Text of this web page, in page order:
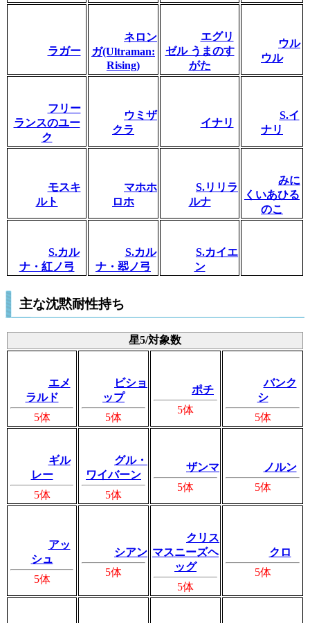
ラガー
ネロン
ガ(Ultraman:
Rising)
エグリ
ゼル うまのす
がた
ウル
ウル
フリー
ランスのユー
ク
ウミザ
クラ
イナリ
S.イ
ナリ
モスキ
ルト
マホホ
ロホ
S.リリラ
ルナ
みに
くいあひる
のこ
S.カル
ナ・紅ノ弓
S.カル
ナ・翆ノ弓
S.カイエ
ン
主な沈黙耐性持ち
星5/対象数
エメ
ラルド
5体
ビショ
ップ
5体
ポチ
5体
バンク
シ
5体
ギル
レー
5体
グル・
ワイバーン
5体
ザンマ
5体
ノルン
5体
アッ
シュ
5体
シアン
5体
クリス
マスニーズヘ
ッグ
5体
クロ
5体